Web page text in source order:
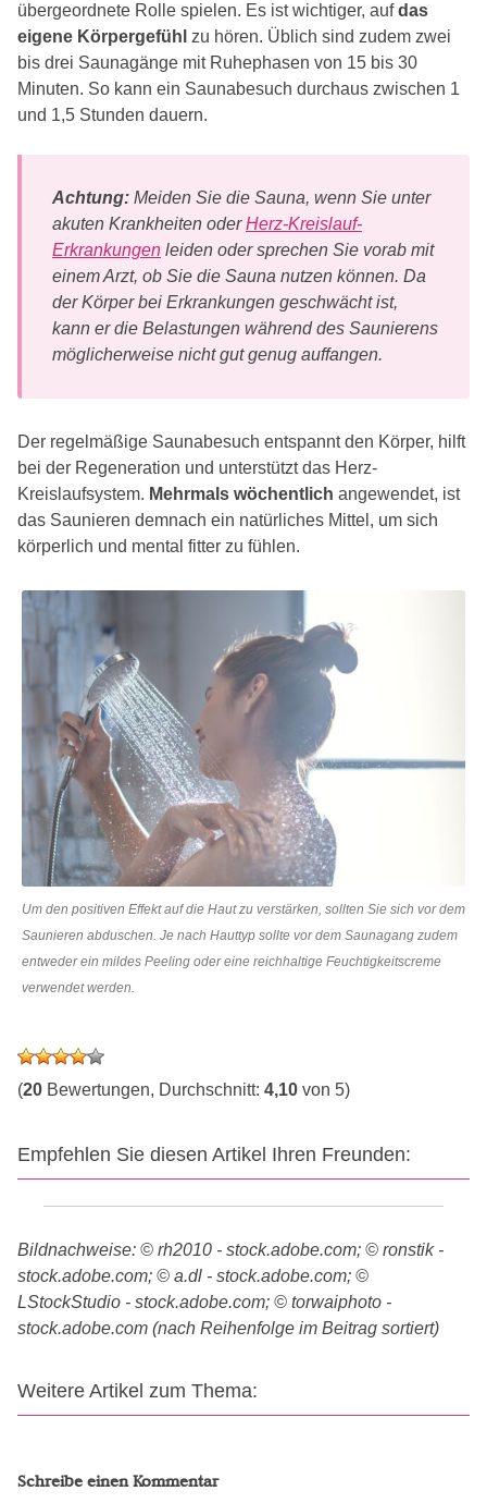
übergeordnete Rolle spielen. Es ist wichtiger, aufdas
eigene Körpergefühl zu hören. Üblich sind zudem zwei
bis drei Saunagänge mit Ruhephasen von 15 bis 30
Minuten. So kann ein Saunabesuch durchaus zwischen 1
und 1,5 Stunden dauern.
Achtung: Meiden Sie die Sauna, wenn Sie unter
akuten Krankheiten oderHerz-Kreislauf-
Erkrankungen leiden oder sprechen Sie vorab mit
einem Arzt, ob Sie die Sauna nutzen können. Da
der Körper bei Erkrankungen geschwächt ist,
kann er die Belastungen während des Saunierens
möglicherweise nicht gut genug auffangen.
Der regelmäßige Saunabesuch entspannt den Körper, hilft
bei der Regeneration und unterstützt das Herz-
Kreislaufsystem. Mehrmals wöchentlich angewendet, ist
das Saunieren demnach ein natürliches Mittel, um sich
körperlich und mental fitter zu fühlen.
Um den positiven Effekt auf die Haut zu verstärken, sollten Sie sich vor dem
Saunieren abduschen. Je nach Hauttyp sollte vor dem Saunagang zudem
entweder ein mildes Peeling oder eine reichhaltige Feuchtigkeitscreme
verwendet werden.
(20 Bewertungen, Durchschnitt: 4,10 von 5)
Empfehlen Sie diesen Artikel Ihren Freunden:
Bildnachweise: © rh2010 - stock.adobe.com; © ronstik -
stock.adobe.com; © a.dl - stock.adobe.com; ©
LStockStudio - stock.adobe.com; © torwaiphoto -
stock.adobe.com (nach Reihenfolge im Beitrag sortiert)
Weitere Artikel zum Thema:
Schreibe einen Kommentar